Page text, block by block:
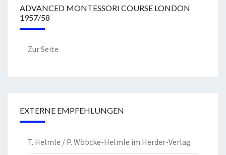
ADVANCED MONTESSORI COURSE LONDON
1957/58
Zur Seite
EXTERNE EMPFEHLUNGEN
T. Helmle / P. Wöbcke-Helmle im Herder-Verlag